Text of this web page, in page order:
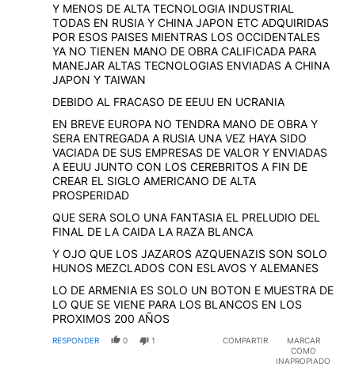
Y MENOS DE ALTA TECNOLOGIA INDUSTRIAL
TODAS EN RUSIA Y CHINA JAPON ETC ADQUIRIDAS
POR ESOS PAISES MIENTRAS LOS OCCIDENTALES
YA NO TIENEN MANO DE OBRA CALIFICADA PARA
MANEJAR ALTAS TECNOLOGIAS ENVIADAS A CHINA
JAPON Y TAIWAN
DEBIDO AL FRACASO DE EEUU EN UCRANIA
EN BREVE EUROPA NO TENDRA MANO DE OBRA Y
SERA ENTREGADA A RUSIA UNA VEZ HAYA SIDO
VACIADA DE SUS EMPRESAS DE VALOR Y ENVIADAS
A EEUU JUNTO CON LOS CEREBRITOS A FIN DE
CREAR EL SIGLO AMERICANO DE ALTA
PROSPERIDAD
QUE SERA SOLO UNA FANTASIA EL PRELUDIO DEL
FINAL DE LA CAIDA LA RAZA BLANCA
Y OJO QUE LOS JAZAROS AZQUENAZIS SON SOLO
HUNOS MEZCLADOS CON ESLAVOS Y ALEMANES
LO DE ARMENIA ES SOLO UN BOTON E MUESTRA DE
LO QUE SE VIENE PARA LOS BLANCOS EN LOS
PROXIMOS 200 AÑOS
RESPONDER 0 1 COMPARTIR
MARCAR
COMO
INAPROPIADO